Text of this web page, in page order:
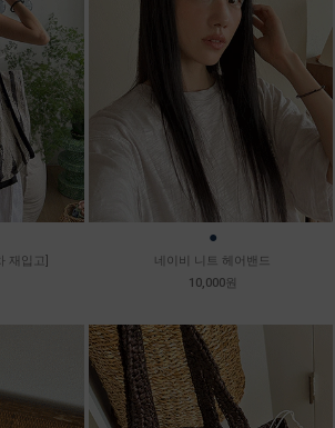
재입고]
●
네이비 니트 헤어밴드
10,000원